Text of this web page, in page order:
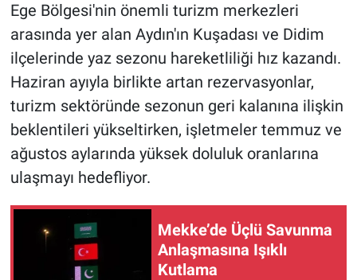
Ege Bölgesi'nin önemli turizm merkezleri
arasında yer alan Aydın'ın Kuşadası ve Didim
ilçelerinde yaz sezonu hareketliliği hız kazandı.
Haziran ayıyla birlikte artan rezervasyonlar,
turizm sektöründe sezonun geri kalanına ilişkin
beklentileri yükseltirken, işletmeler temmuz ve
ağustos aylarında yüksek doluluk oranlarına
ulaşmayı hedefliyor.
Mekke’de Üçlü Savunma
Anlaşmasına Işıklı
Kutlama
ÇEVRE
HABERDE İNSAN
POLİTİKA
MAGAZİN
Bilim, Teknoloji